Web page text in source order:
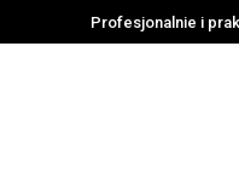
Profesjonalnie i